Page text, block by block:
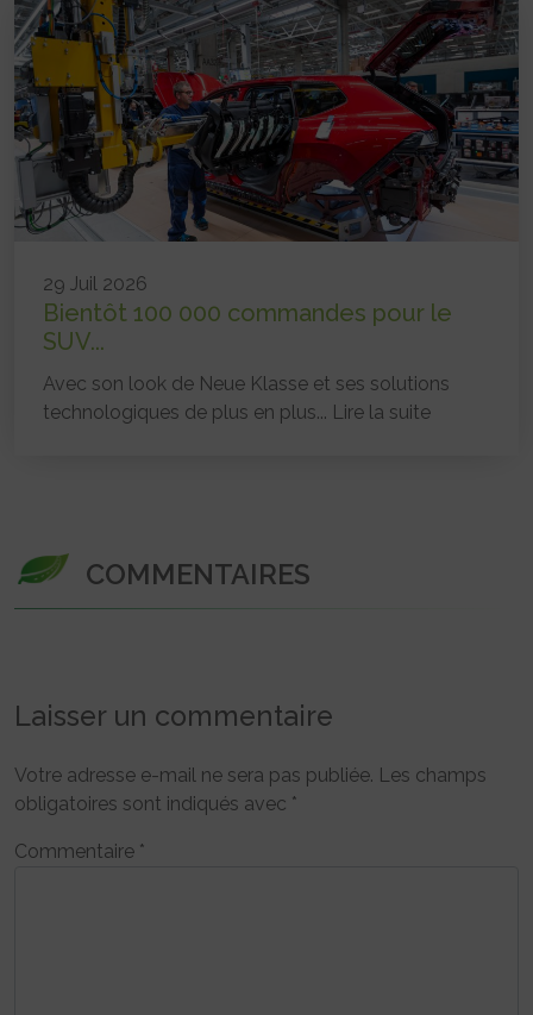
29 Juil 2026
Bientôt 100 000 commandes pour le
SUV...
Avec son look de Neue Klasse et ses solutions
technologiques de plus en plus... Lire la suite
COMMENTAIRES
Laisser un commentaire
Votre adresse e-mail ne sera pas publiée. Les champs
obligatoires sont indiqués avec *
Commentaire *